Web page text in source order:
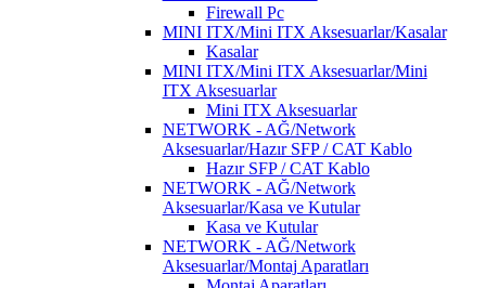
Firewall Pc
MINI ITX/Mini ITX Aksesuarlar/Kasalar
Kasalar
MINI ITX/Mini ITX Aksesuarlar/Mini
ITX Aksesuarlar
Mini ITX Aksesuarlar
NETWORK - AĞ/Network
Aksesuarlar/Hazır SFP / CAT Kablo
Hazır SFP / CAT Kablo
NETWORK - AĞ/Network
Aksesuarlar/Kasa ve Kutular
Kasa ve Kutular
NETWORK - AĞ/Network
Aksesuarlar/Montaj Aparatları